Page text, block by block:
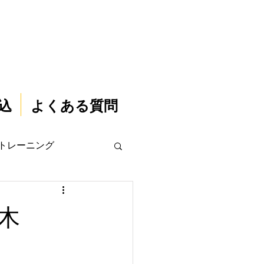
よくある質問
レーニング